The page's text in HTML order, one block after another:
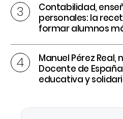
Contabilidad,
personales: la
formar alumnos
Manuel Pérez
Docente de
educativa y